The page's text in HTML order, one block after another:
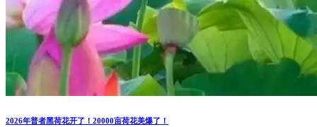
2026年普者黑荷花开了！20000亩荷花美爆了！